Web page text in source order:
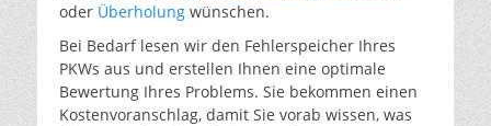
oder Überholung wünschen.
Bei Bedarf lesen wir den Fehlerspeicher Ihres
PKWs aus und erstellen Ihnen eine optimale
Bewertung Ihres Problems. Sie bekommen einen
Kostenvoranschlag, damit Sie vorab wissen, was